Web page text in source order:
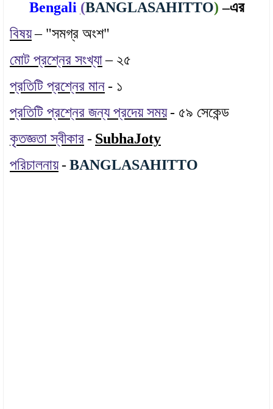
Bengali (BANGLASAHITTO) –এর
বিষয়– "সমগ্র অংশ"
মোট প্রশ্নের সংখ্যা– ২৫
প্রতিটি প্রশ্নের মান- ১
প্রতিটি প্রশ্নের জন্য প্রদেয় সময়- ৫৯ সেকেন্ড
কৃতজ্ঞতা স্বীকার- SubhaJoty
পরিচালনায়-BANGLASAHITTO